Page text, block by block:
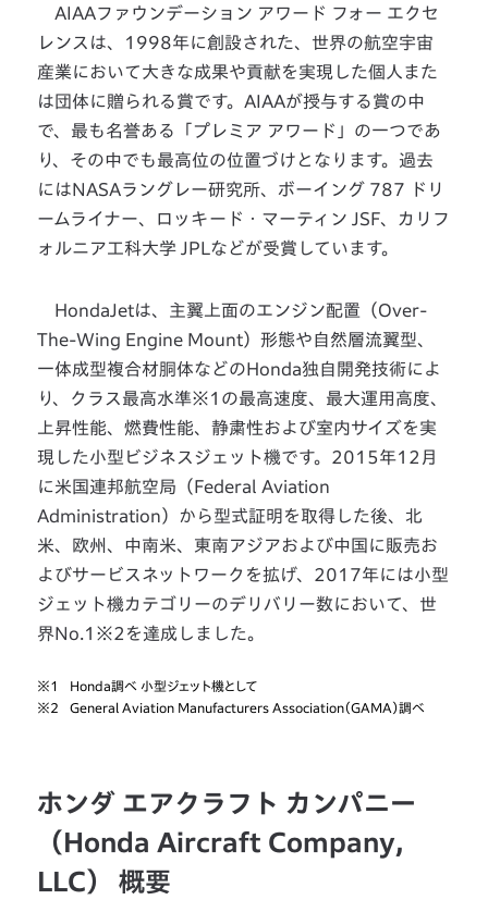
AIAAファウンデーション アワード フォー エクセ
レンスは、1998年に創設された、世界の航空宇宙
産業において大きな成果や貢献を実現した個人また
は団体に贈られる賞です。AIAAが授与する賞の中
で、最も名誉ある「プレミア アワード」の一つであ
り、その中でも最高位の位置づけとなります。過去
にはNASAラングレー研究所、ボーイング 787 ドリ
ームライナー、ロッキード・マーティン JSF、カリフ
ォルニア工科大学 JPLなどが受賞しています。
HondaJetは、主翼上面のエンジン配置（Over-
The-Wing Engine Mount）形態や自然層流翼型、
一体成型複合材胴体などのHonda独自開発技術によ
り、クラス最高水準※1の最高速度、最大運用高度、
上昇性能、燃費性能、静粛性および室内サイズを実
現した小型ビジネスジェット機です。2015年12月
に米国連邦航空局（Federal Aviation
Administration）から型式証明を取得した後、北
米、欧州、中南米、東南アジアおよび中国に販売お
よびサービスネットワークを拡げ、2017年には小型
ジェット機カテゴリーのデリバリー数において、世
界No.1※2を達成しました。
※1
Honda調べ 小型ジェット機として
※2
General Aviation Manufacturers Association（GAMA）調べ
ホンダ エアクラフト カンパニー
（Honda Aircraft Company，
LLC） 概要